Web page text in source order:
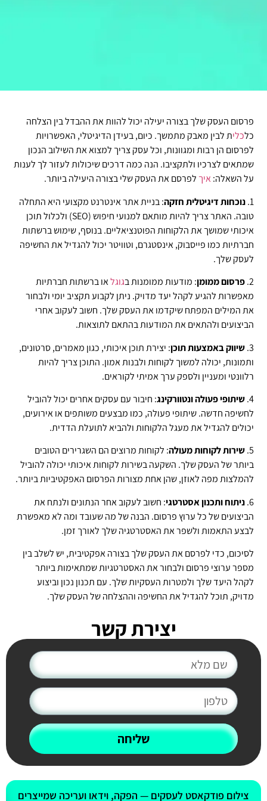
פרסום העסק שלך בצורה יעילה יכול להוות את ההבדל בין הצלחה
כלכלית לבין מאבק מתמשך. כיום, בעידן הדיגיטלי, האפשרויות
לפרסום הן רבות ומגוונות, וכל עסק צריך למצוא את השילוב הנכון
שמתאים לצרכיו ולתקציבו. הנה כמה דרכים שיכולות לעזור לך לענות
על השאלה:איךלפרסם את העסק שלי בצורה היעילה ביותר.
1. נוכחות דיגיטלית חזקה: בניית אתר אינטרנט מקצועי היא התחלה
טובה. האתר צריך להיות מותאם למנועי חיפוש (SEO) ולכלול תוכן
איכותי שמושך את הלקוחות הפוטנציאליים. בנוסף, שימוש ברשתות
חברתיות כמו פייסבוק, אינסטגרם, וטוויטר יכול להגדיל את החשיפה
לעסק שלך.
2. פרסום ממומן: מודעות ממומנות בגוגלאו ברשתות חברתיות
מאפשרות להגיע לקהל יעד מדויק. ניתן לקבוע תקציב יומי ולבחור
את המילים המפתח שיקדמו את העסק שלך. חשוב לעקוב אחרי
הביצועים ולהתאים את המודעות בהתאם לתוצאות.
3. שיווק באמצעות תוכן: יצירת תוכן איכותי, כגון מאמרים, סרטונים,
ותמונות, יכולה למשוך לקוחות ולבנות אמון. התוכן צריך להיות
רלוונטי ומעניין ולספק ערך אמיתי לקוראים.
4. שיתופי פעולה ונטוורקינג: חיבור עם עסקים אחרים יכול להוביל
לחשיפה חדשה. שיתופי פעולה, כמו מבצעים משותפים או אירועים,
יכולים להגדיל את מעגל הלקוחות ולהביא לתועלת הדדית.
5. שירות לקוחות מעולה: לקוחות מרוצים הם השגרירים הטובים
ביותר של העסק שלך. השקעה בשירות לקוחות איכותי יכולה להוביל
להמלצות מפה לאוזן, שהן אחת מצורות הפרסום האפקטיביות ביותר.
6. ניתוח ותכנון אסטרטגי: חשוב לעקוב אחר הנתונים ולנתח את
הביצועים של כל ערוץ פרסום. הבנה של מה שעובד ומה לא מאפשרת
לבצע התאמות ולשפר את האסטרטגיה שלך לאורך זמן.
לסיכום, כדי לפרסם את העסק שלך בצורה אפקטיבית, יש לשלב בין
מספר ערוצי פרסום ולבחור את האסטרטגיות שמתאימות ביותר
לקהל היעד שלך ולמטרות העסקיות שלך. עם תכנון נכון וביצוע
מדויק, תוכל להגדיל את החשיפה וההצלחה של העסק שלך.
יצירת קשר
שליחה
צילום פודקאסט לעסקים — הפקה, וידאו ועריכה שמייצרים